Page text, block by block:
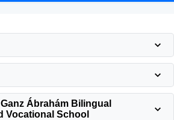
Ábrahám Bilingual
Vocational School